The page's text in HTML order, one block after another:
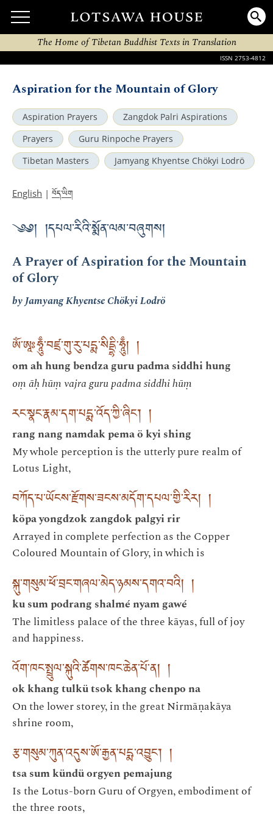
The Home of Tibetan Buddhist Texts in Translation
ISSN 2753-4812
Aspiration for the Mountain of Glory
Aspiration Prayers
Zangdok Palri Aspirations
Prayers
Guru Rinpoche Prayers
Tibetan Masters
Jamyang Khyentse Chökyi Lodrö
English | བོད་ཡིག
༄༅། །དཔལ་རིའི་སྨོན་ལམ་བཞུགས།
A Prayer of Aspiration for the Mountain
of Glory
by Jamyang Khyentse Chökyi Lodrö
ཨོཾ་ཨཱཿཧཱུྃ་བཛྲ་གུ་རུ་པདྨ་སིདྡྷི་ཧཱུྃ། །
om ah hung bendza guru padma siddhi hung
oṃ āḥ hūṃ vajra guru padma siddhi hūṃ
རང་སྣང་རྣམ་དག་པདྨ་འོད་ཀྱི་ཞིང་། །
rang nang namdak pema ö kyi shing
My whole perception is the utterly pure realm of
Lotus Light,
བཀོད་པ་ཡོངས་རྫོགས་ཟངས་མདོག་དཔལ་གྱི་རིར། །
köpa yongdzok zangdok palgyi rir
Arrayed in complete perfection as the Copper
Coloured Mountain of Glory, in which is
སྐུ་གསུམ་ཕོ་བྲང་གཞལ་མེད་ཉམས་དགའ་བའི། །
ku sum podrang shalmé nyam gawé
The limitless palace of the three kāyas, full of joy
and happiness.
འོག་ཁང་སྤྲུལ་སྐུའི་ཚོགས་ཁང་ཆེན་པོ་ན། །
ok khang tulkü tsok khang chenpo na
On the lower storey, in the great Nirmāṇakāya
shrine room,
རྩ་གསུམ་ཀུན་འདུས་ཨོ་རྒྱན་པདྨ་འབྱུང་། །
tsa sum kündü orgyen pemajung
Is the Lotus-born Guru of Orgyen, embodiment of
the three roots,